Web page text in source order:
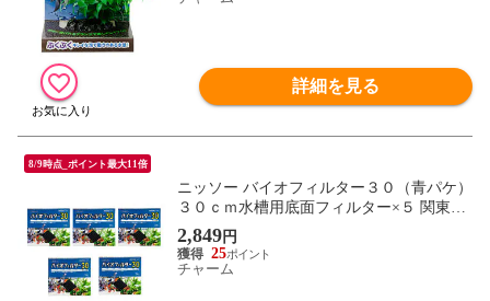
詳細を見る
8/9時点_ポイント最大11倍
ニッソー バイオフィルター３０（青パケ）
３０ｃｍ水槽用底面フィルター×５ 関東当
日便
2,849円
25
チャーム